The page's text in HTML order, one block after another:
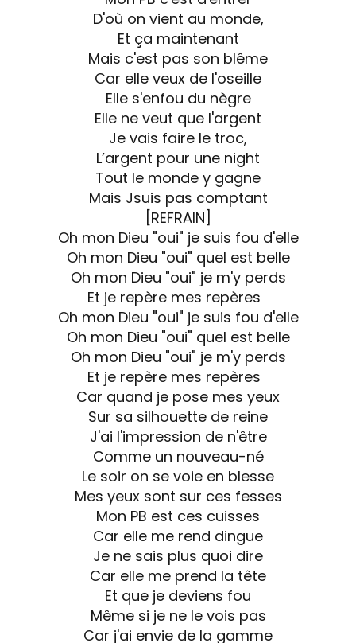
D'où on vient au monde,
Et ça maintenant
Mais c'est pas son blême
Car elle veux de l'oseille
Elle s'enfou du nègre
Elle ne veut que l'argent
Je vais faire le troc,
L’argent pour une night
Tout le monde y gagne
Mais Jsuis pas comptant
[REFRAIN]
Oh mon Dieu "oui" je suis fou d'elle
Oh mon Dieu "oui" quel est belle
Oh mon Dieu "oui" je m'y perds
Et je repère mes repères
Oh mon Dieu "oui" je suis fou d'elle
Oh mon Dieu "oui" quel est belle
Oh mon Dieu "oui" je m'y perds
Et je repère mes repères
Car quand je pose mes yeux
Sur sa silhouette de reine
J'ai l'impression de n'être
Comme un nouveau-né
Le soir on se voie en blesse
Mes yeux sont sur ces fesses
Mon PB est ces cuisses
Car elle me rend dingue
Je ne sais plus quoi dire
Car elle me prend la tête
Et que je deviens fou
Même si je ne le vois pas
Car j'ai envie de la gamme